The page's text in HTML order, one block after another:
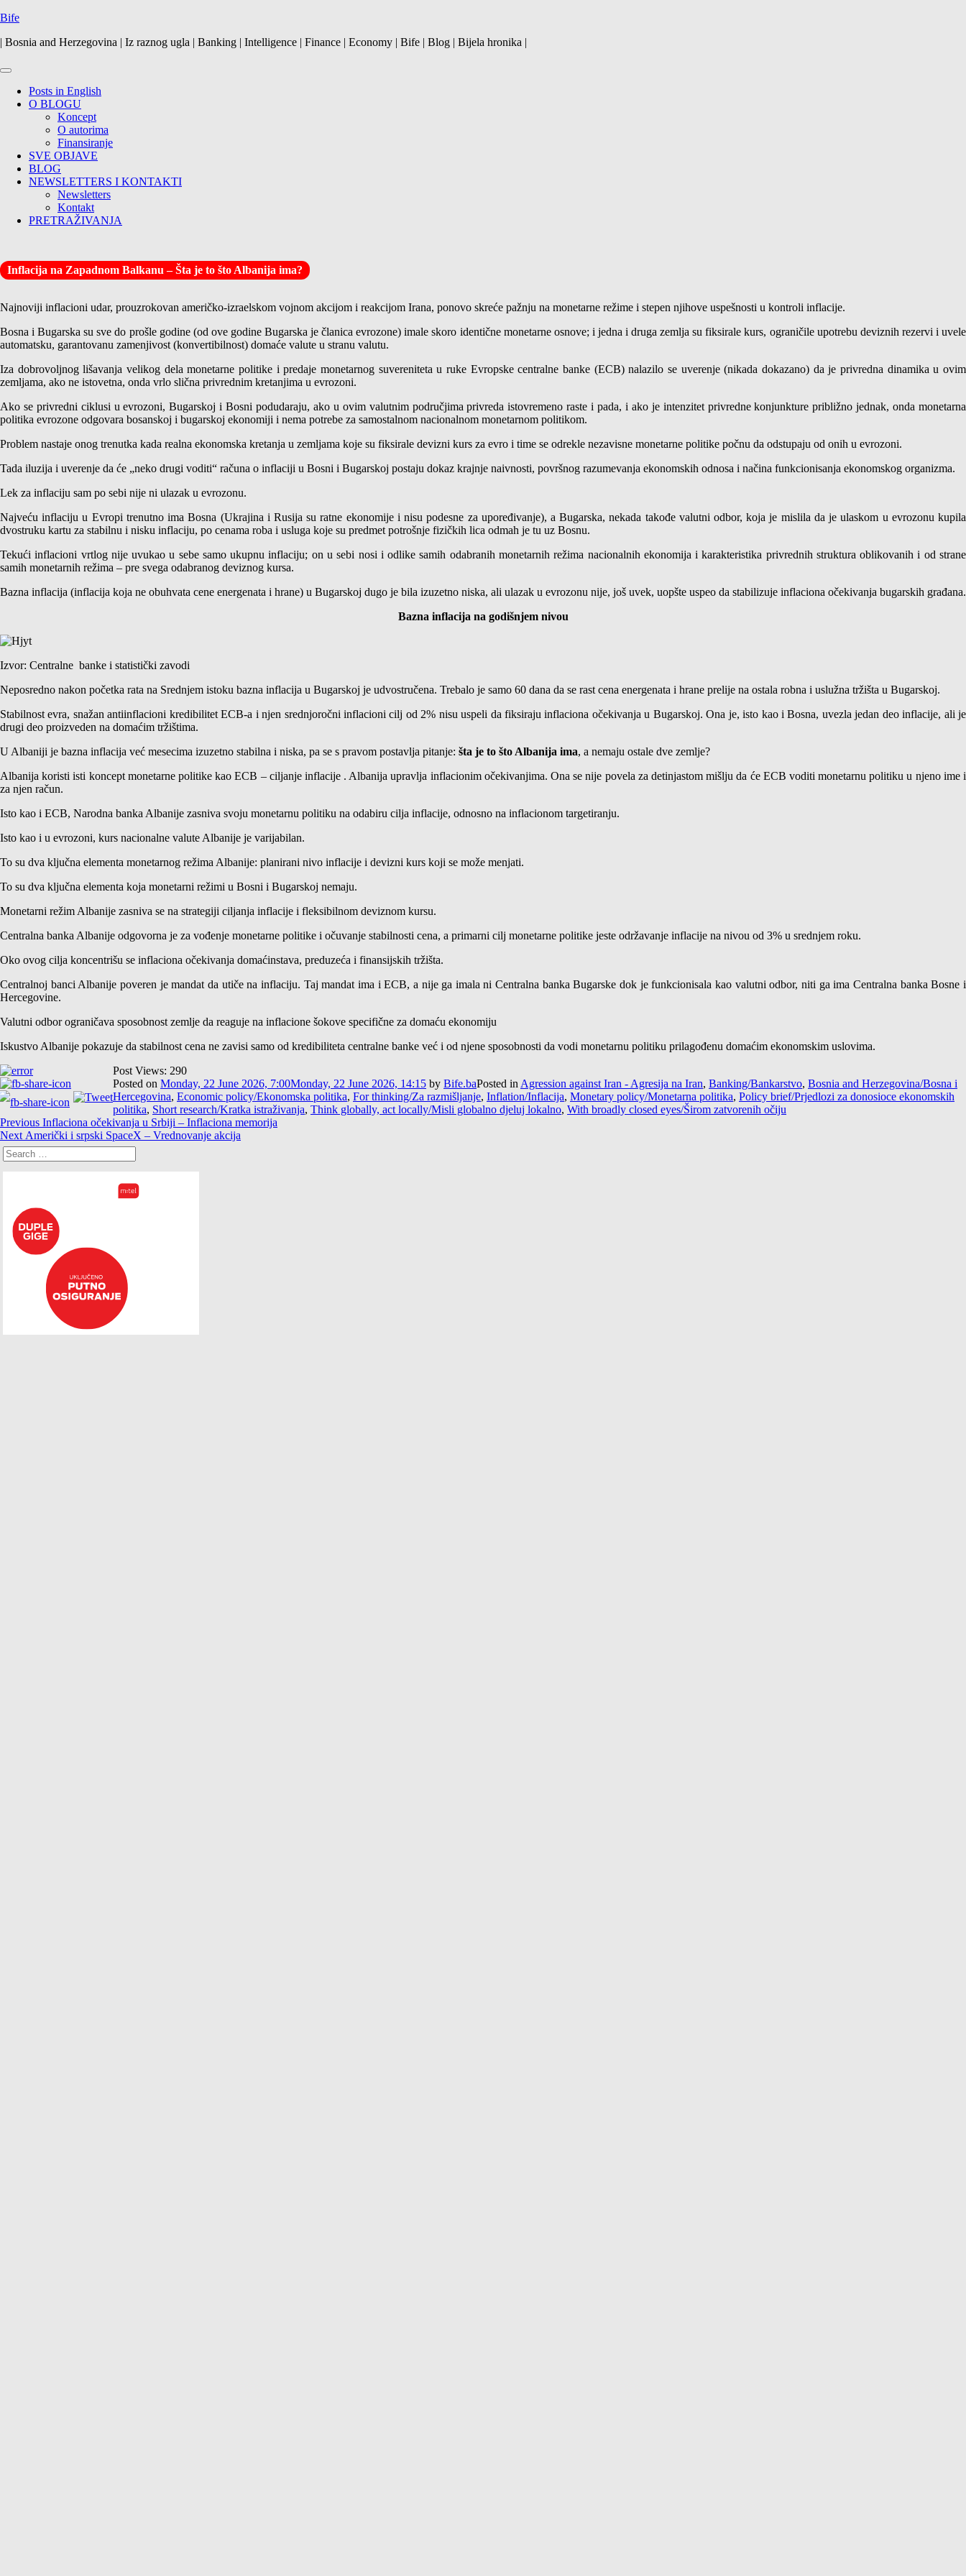
Skip
content
Bife
| Bosnia and Herzegovina | Iz raznog ugla | Banking | Intelligence | Finance | Economy | Bife | Blog | Bijela hronika |
Primary
Posts in English
O BLOGU
Koncept
O autorima
Finansiranje
SVE OBJAVE
BLOG
NEWSLETTERS I KONTAKTI
Newsletters
Kontakt
PRETRAŽIVANJA
Inflacija na Zapadnom Balkanu – Šta je to što Albanija ima?
Najnoviji inflacioni udar, prouzrokovan američko-izraelskom vojnom akcijom i reakcijom Irana, ponovo skreće pažnju na monetarne režime i stepen njihove uspešnosti u kontroli inflacije.
Bosna i Bugarska su sve do prošle godine (od ove godine Bugarska je članica evrozone) imale skoro identične monetarne osnove; i jedna i druga zemlja su fiksirale kurs, ograničile upotrebu deviznih rezervi i uvele
automatsku, garantovanu zamenjivost (konvertibilnost) domaće valute u stranu valutu.
Iza dobrovoljnog lišavanja velikog dela monetarne politike i predaje monetarnog suvereniteta u ruke Evropske centralne banke (ECB) nalazilo se uverenje (nikada dokazano) da je privredna dinamika u ovim
zemljama, ako ne istovetna, onda vrlo slična privrednim kretanjima u evrozoni.
Ako se privredni ciklusi u evrozoni, Bugarskoj i Bosni podudaraju, ako u ovim valutnim područjima privreda istovremeno raste i pada, i ako je intenzitet privredne konjunkture približno jednak, onda monetarna
politika evrozone odgovara bosanskoj i bugarskoj ekonomiji i nema potrebe za samostalnom nacionalnom monetarnom politikom.
Problem nastaje onog trenutka kada realna ekonomska kretanja u zemljama koje su fiksirale devizni kurs za evro i time se odrekle nezavisne monetarne politike počnu da odstupaju od onih u evrozoni.
Tada iluzija i uverenje da će „neko drugi voditi“ računa o inflaciji u Bosni i Bugarskoj postaju dokaz krajnje naivnosti, površnog razumevanja ekonomskih odnosa i načina funkcionisanja ekonomskog organizma.
Lek za inflaciju sam po sebi nije ni ulazak u evrozonu.
Najveću inflaciju u Evropi trenutno ima Bosna (Ukrajina i Rusija su ratne ekonomije i nisu podesne za upoređivanje), a Bugarska, nekada takođe valutni odbor, koja je mislila da je ulaskom u evrozonu kupila
dvostruku kartu za stabilnu i nisku inflaciju, po cenama roba i usluga koje su predmet potrošnje fizičkih lica odmah je tu uz Bosnu.
Tekući inflacioni vrtlog nije uvukao u sebe samo ukupnu inflaciju; on u sebi nosi i odlike samih odabranih monetarnih režima nacionalnih ekonomija i karakteristika privrednih struktura oblikovanih i od strane
samih monetarnih režima – pre svega odabranog deviznog kursa.
Bazna inflacija (inflacija koja ne obuhvata cene energenata i hrane) u Bugarskoj dugo je bila izuzetno niska, ali ulazak u evrozonu nije, još uvek, uopšte uspeo da stabilizuje inflaciona očekivanja bugarskih građana.
Bazna inflacija na godišnjem nivou
Izvor: Centralne banke i statistički zavodi
Neposredno nakon početka rata na Srednjem istoku bazna inflacija u Bugarskoj je udvostručena. Trebalo je samo 60 dana da se rast cena energenata i hrane prelije na ostala robna i uslužna tržišta u Bugarskoj.
Stabilnost evra, snažan antiinflacioni kredibilitet ECB-a i njen srednjoročni inflacioni cilj od 2% nisu uspeli da fiksiraju inflaciona očekivanja u Bugarskoj. Ona je, isto kao i Bosna, uvezla jedan deo inflacije, ali je
drugi deo proizveden na domaćim tržištima.
U Albaniji je bazna inflacija već mesecima izuzetno stabilna i niska, pa se s pravom postavlja pitanje: šta je to što Albanija ima, a nemaju ostale dve zemlje?
Albanija koristi isti koncept monetarne politike kao ECB – ciljanje inflacije . Albanija upravlja inflacionim očekivanjima. Ona se nije povela za detinjastom mišlju da će ECB voditi monetarnu politiku u njeno ime i
za njen račun.
Isto kao i ECB, Narodna banka Albanije zasniva svoju monetarnu politiku na odabiru cilja inflacije, odnosno na inflacionom targetiranju.
Isto kao i u evrozoni, kurs nacionalne valute Albanije je varijabilan.
To su dva ključna elementa monetarnog režima Albanije: planirani nivo inflacije i devizni kurs koji se može menjati.
To su dva ključna elementa koja monetarni režimi u Bosni i Bugarskoj nemaju.
Monetarni režim Albanije zasniva se na strategiji ciljanja inflacije i fleksibilnom deviznom kursu.
Centralna banka Albanije odgovorna je za vođenje monetarne politike i očuvanje stabilnosti cena, a primarni cilj monetarne politike jeste održavanje inflacije na nivou od 3% u srednjem roku.
Oko ovog cilja koncentrišu se inflaciona očekivanja domaćinstava, preduzeća i finansijskih tržišta.
Centralnoj banci Albanije poveren je mandat da utiče na inflaciju. Taj mandat ima i ECB, a nije ga imala ni Centralna banka Bugarske dok je funkcionisala kao valutni odbor, niti ga ima Centralna banka Bosne i
Hercegovine.
Valutni odbor ograničava sposobnost zemlje da reaguje na inflacione šokove specifične za domaću ekonomiju
Iskustvo Albanije pokazuje da stabilnost cena ne zavisi samo od kredibiliteta centralne banke već i od njene sposobnosti da vodi monetarnu politiku prilagođenu domaćim ekonomskim uslovima.
Post Views: 290
Posted on Monday, 22 June 2026, 7:00Monday, 22 June 2026, 14:15 by Bife.baPosted in Agression against Iran - Agresija na Iran, Banking/Bankarstvo, Bosnia and Herzegovina/Bosna i
Hercegovina, Economic policy/Ekonomska politika, For thinking/Za razmišljanje, Inflation/Inflacija, Monetary policy/Monetarna politika, Policy brief/Prjedlozi za donosioce ekonomskih
politika, Short research/Kratka istraživanja, Think globally, act locally/Misli globalno djeluj lokalno, With broadly closed eyes/Širom zatvorenih očiju
post
navigation
Previous Previous
post:
Inflaciona očekivanja u Srbiji – Inflaciona memorija
Next Next
post:
Američki i srpski SpaceX – Vrednovanje akcija
Search
for: